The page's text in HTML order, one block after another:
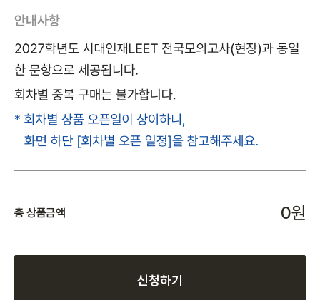
총 상품금액 0원
신청하기